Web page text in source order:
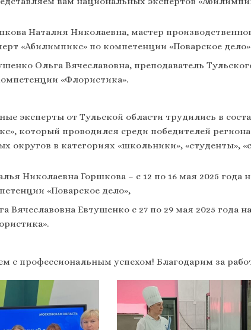
Наталия Николаевна, мастер
«Абилимпикс» по компетенции «Поварское
Ольга Вячеславовна, преподаватель
«Флористика».
эксперты от Тульской области трудились в
который проводился среди победителей
округов в категориях «школьники», «студенты»,
Николаевна Горшкова – с 12 по 16 мая 2025
«Поварское дело»,
Вячеславовна Евтушенко с 27 по 29 мая 2025
с профессиональным успехом! Благодарим за